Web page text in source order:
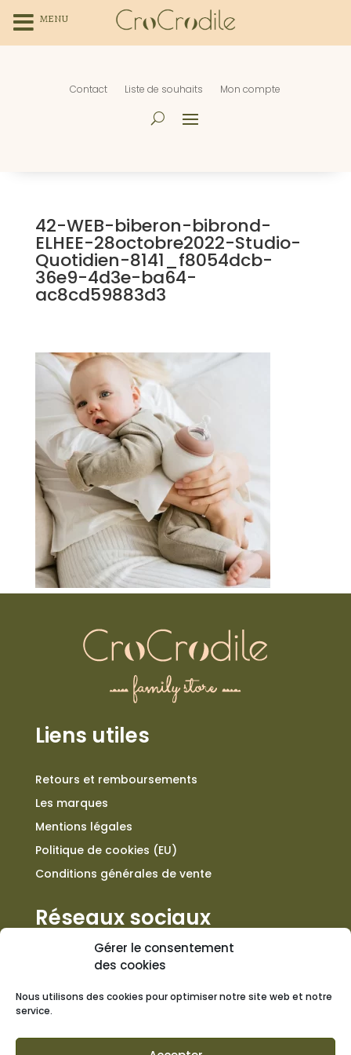
Gérer le consentement
des cookies
Nous utilisons des cookies pour optimiser notre site web et notre
service.
Contact Liste de souhaits Mon compte
42-WEB-biberon-bibrond-
ELHEE-28octobre2022-Studio-
Quotidien-8141_f8054dcb-
36e9-4d3e-ba64-
ac8cd59883d3
Liens utiles
Retours et remboursements
Les marques
Mentions légales
Politique de cookies (EU)
Conditions générales de vente
Réseaux sociaux
Contact
MENU